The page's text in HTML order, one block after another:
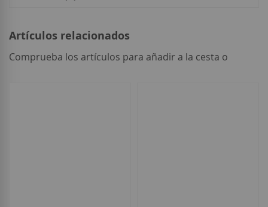
Artículos relacionados
Comprueba los artículos para añadir a la cesta o